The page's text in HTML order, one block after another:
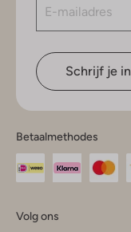
Schrijf je in
Betaalmethodes
Volg ons